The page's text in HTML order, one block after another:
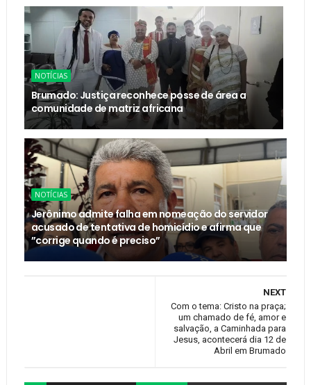
NOTÍCIAS
Brumado: Justiça reconhece posse de área a
comunidade de matriz africana
NOTÍCIAS
Jerônimo admite falha em nomeação do servidor
acusado de tentativa de homicídio e afirma que
”corrige quando é preciso”
NEXT
Com o tema: Cristo na praça;
um chamado de fé, amor e
salvação, a Caminhada para
Jesus, acontecerá dia 12 de
Abril em Brumado